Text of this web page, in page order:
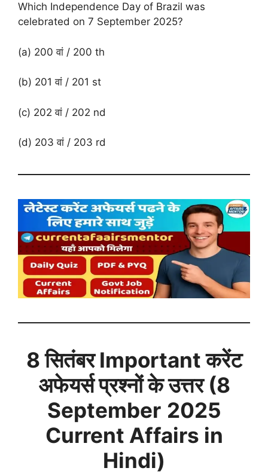
Which Independence Day of Brazil was
celebrated on 7 September 2025?
(a) 200 वां / 200 th
(b) 201 वां / 201 st
(c) 202 वां / 202 nd
(d) 203 वां / 203 rd
8 सितंबरImportant करेंट
अफेयर्स प्रश्नों के उत्तर (8
September 2025
Current Affairs in
Hindi)